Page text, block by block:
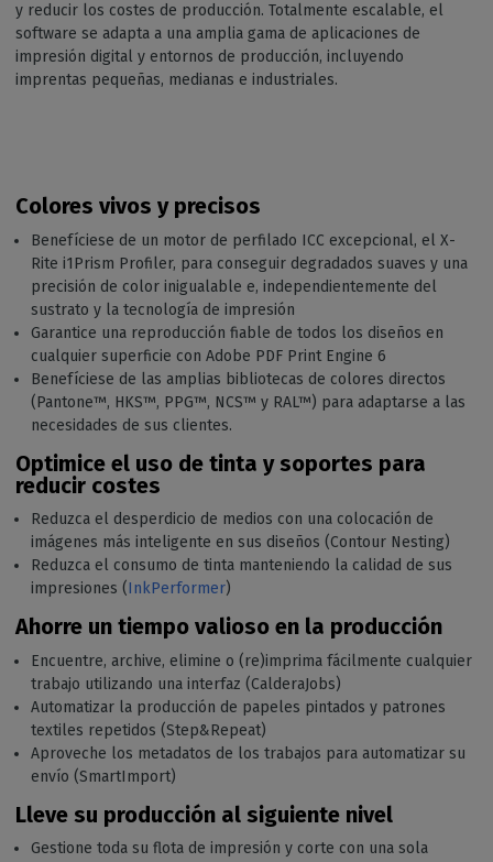
y reducir los costes de producción. Totalmente escalable, el
software se adapta a una amplia gama de aplicaciones de
impresión digital y entornos de producción, incluyendo
imprentas pequeñas, medianas e industriales.
Colores vivos y precisos
Benefíciese de un motor de perfilado ICC excepcional, el X-
Rite i1Prism Profiler, para conseguir degradados suaves y una
precisión de color inigualable e, independientemente del
sustrato y la tecnología de impresión
Garantice una reproducción fiable de todos los diseños en
cualquier superficie con Adobe PDF Print Engine 6
Benefíciese de las amplias bibliotecas de colores directos
(Pantone™️, HKS™️, PPG™️, NCS™️ y RAL™) para adaptarse a las
necesidades de sus clientes.
Optimice el uso de tinta y soportes para
reducir costes
Reduzca el desperdicio de medios con una colocación de
imágenes más inteligente en sus diseños (Contour Nesting)
Reduzca el consumo de tinta manteniendo la calidad de sus
impresiones (InkPerformer)
Ahorre un tiempo valioso en la producción
Encuentre, archive, elimine o (re)imprima fácilmente cualquier
trabajo utilizando una interfaz (CalderaJobs)
Automatizar la producción de papeles pintados y patrones
textiles repetidos (Step&Repeat)
Aproveche los metadatos de los trabajos para automatizar su
envío (SmartImport)
Lleve su producción al siguiente nivel
Gestione toda su flota de impresión y corte con una sola